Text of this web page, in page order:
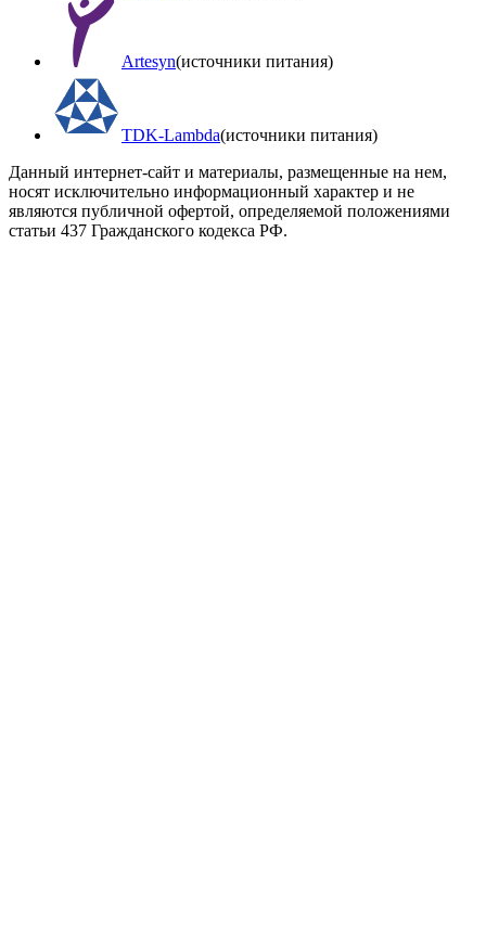
Artesyn(источники питания)
TDK-Lambda(источники питания)
Данный интернет-сайт и материалы, размещенные на нем,
носят исключительно информационный характер и не
являются публичной офертой, определяемой положениями
статьи 437 Гражданского кодекса РФ.